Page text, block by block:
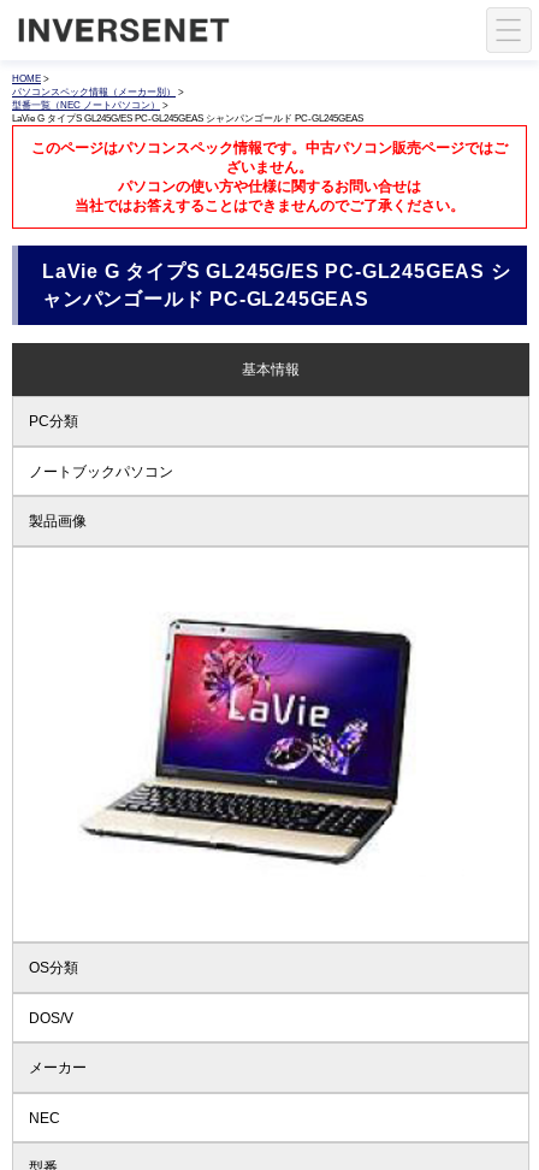
HOME >
パソコンスペック情報（メーカー別）
>
型番一覧（NEC ノートパソコン）
>
LaVie G タイプS GL245G/ES PC-GL245GEAS シャンパンゴールド PC-GL245GEAS
このページはパソコンスペック情報です。中古パソコン販売ページではご
ざいません。
パソコンの使い方や仕様に関するお問い合せは
当社ではお答えすることはできませんのでご了承ください。
LaVie G タイプS GL245G/ES PC-GL245GEAS シ
ャンパンゴールド PC-GL245GEAS
基本情報
PC分類
ノートブックパソコン
製品画像
OS分類
DOS/V
メーカー
NEC